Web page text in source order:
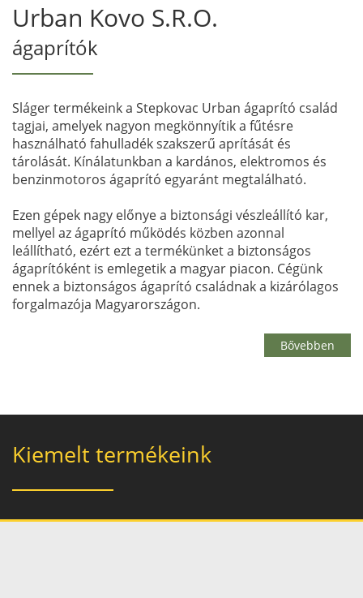
Urban Kovo S.R.O.
ágaprítók
Sláger termékeink a Stepkovac Urban ágaprító család
tagjai, amelyek nagyon megkönnyítik a fűtésre
használható fahulladék szakszerű aprítását és
tárolását. Kínálatunkban a kardános, elektromos és
benzinmotoros ágaprító egyaránt megtalálható.
Ezen gépek nagy előnye a biztonsági vészleállító kar,
mellyel az ágaprító működés közben azonnal
leállítható, ezért ezt a termékünket a biztonságos
ágaprítóként is emlegetik a magyar piacon. Cégünk
ennek a biztonságos ágaprító családnak a kizárólagos
forgalmazója Magyarországon.
Bővebben
Kiemelt termékeink